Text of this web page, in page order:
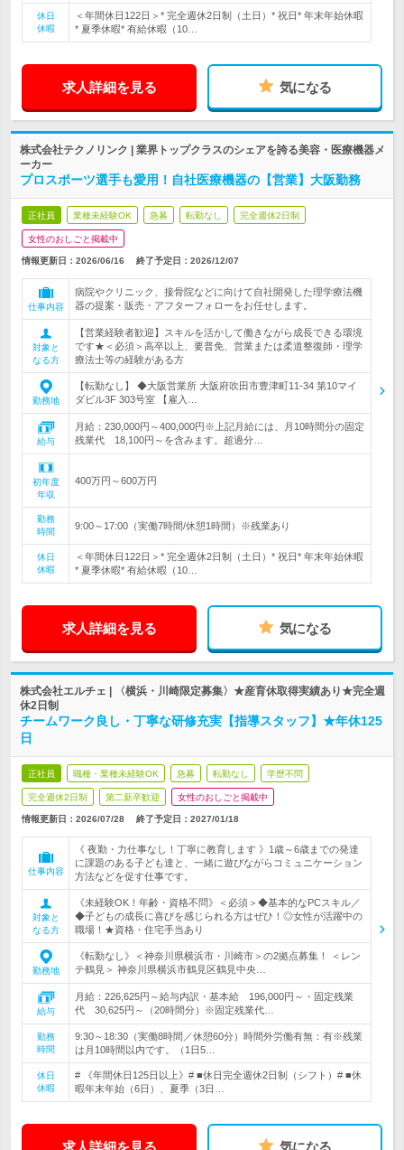
休日
休暇
＜年間休日122日＞* 完全週休2日制（土日）* 祝日* 年末年始休暇
* 夏季休暇* 有給休暇（10…
求人詳細を見る 気になる
株式会社テクノリンク | 業界トップクラスのシェアを誇る美容・医療機器メ
ーカー
プロスポーツ選手も愛用！自社医療機器の【営業】大阪勤務
正社員 業種未経験OK 急募 転勤なし 完全週休2日制
女性のおしごと掲載中
情報更新日：2026/06/16 終了予定日： 2026/12/07
仕事内容
病院やクリニック、接骨院などに向けて自社開発した理学療法機
器の提案・販売・アフターフォローをお任せします。
対象と
なる方
【営業経験者歓迎】スキルを活かして働きながら成長できる環境
です★＜必須＞高卒以上、要普免、営業または柔道整復師・理学
療法士等の経験がある方
勤務地
【転勤なし】 ◆大阪営業所 大阪府吹田市豊津町11-34 第10マイ
ダビル3F 303号室 【雇入…
給与
月給：230,000円～400,000円※上記月給には、月10時間分の固定
残業代 18,100円～を含みます。超過分…
初年度
年収
400万円～600万円
勤務
時間
9:00～17:00（実働7時間/休憩1時間）※残業あり
休日
休暇
＜年間休日122日＞* 完全週休2日制（土日）* 祝日* 年末年始休暇
* 夏季休暇* 有給休暇（10…
求人詳細を見る 気になる
株式会社エルチェ | 〈横浜・川崎限定募集〉★産育休取得実績あり★完全週
休2日制
チームワーク良し・丁寧な研修充実【指導スタッフ】★年休125
日
正社員 職種・業種未経験OK 急募 転勤なし 学歴不問
完全週休2日制 第二新卒歓迎 女性のおしごと掲載中
情報更新日：2026/07/28 終了予定日： 2027/01/18
仕事内容
《 夜勤・力仕事なし！丁寧に教育します 》1歳～6歳までの発達
に課題のある子ども達と、一緒に遊びながらコミュニケーション
方法などを促す仕事です。
対象と
なる方
《未経験OK！年齢・資格不問》＜必須＞◆基本的なPCスキル／
◆子どもの成長に喜びを感じられる方はぜひ！◎女性が活躍中の
職場！★資格・住宅手当あり
勤務地
《転勤なし》＜神奈川県横浜市・川崎市＞の2拠点募集！ ＜レン
テ鶴見＞ 神奈川県横浜市鶴見区鶴見中央…
給与
月給：226,625円～給与内訳・基本給 196,000円～・固定残業
代 30,625円～（20時間分）※固定残業代…
勤務
時間
9:30～18:30（実働8時間／休憩60分）時間外労働有無：有※残業
は月10時間以内です。（1日5…
休日
休暇
# 《年間休日125日以上》# ■休日完全週休2日制（シフト）# ■休
暇年末年始（6日）、夏季（3日…
求人詳細を見る 気になる